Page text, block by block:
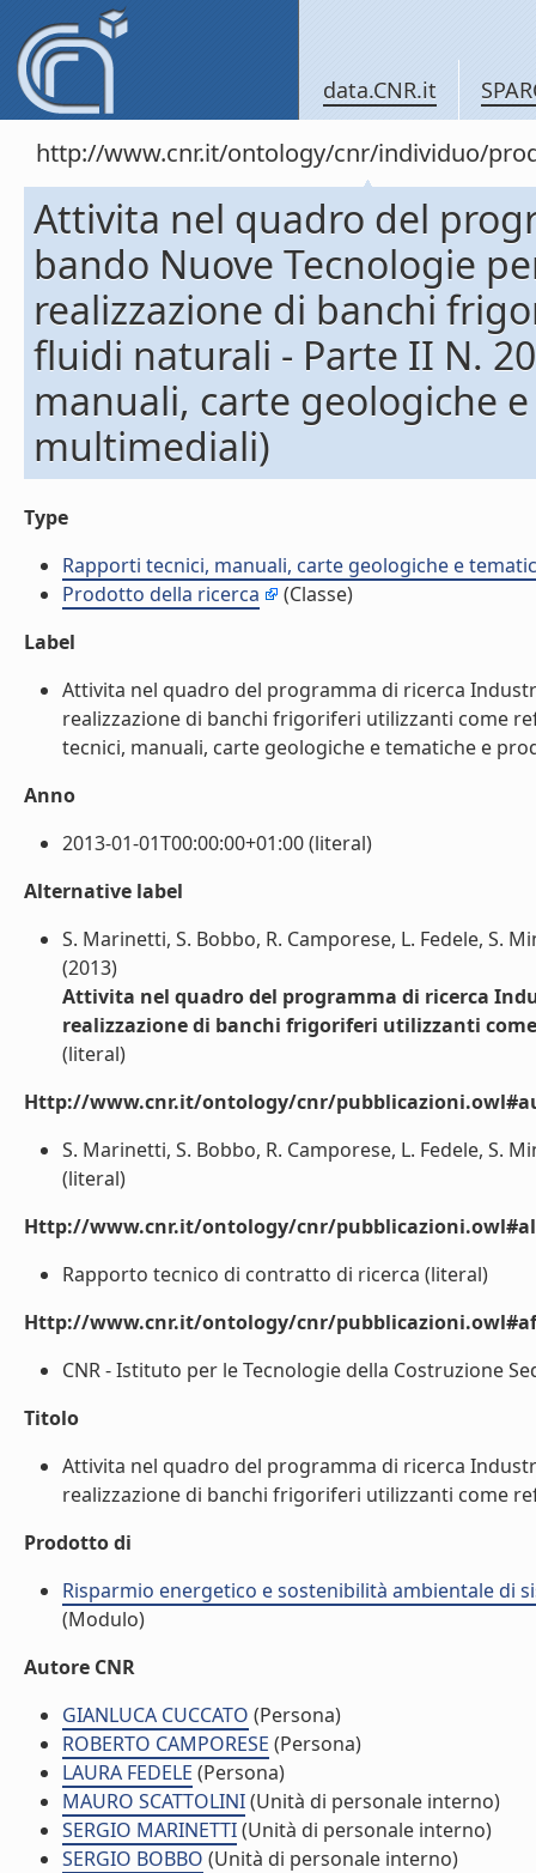
data.CNR.it
http://www.cnr.it/ontology/cnr/individuo/
Attivita nel quadro del
bando Nuove Tecnologie
realizzazione di banchi
fluidi naturali - Parte II N.
manuali, carte geologiche
multimediali)
Type
Rapporti tecnici, manuali, carte geologiche e
Prodotto della ricerca
(Classe)
Label
Attivita nel quadro del programma di ricerca
realizzazione di banchi frigoriferi utilizzanti come
tecnici, manuali, carte geologiche e tematiche e
Anno
2013-01-01T00:00:00+01:00 (literal)
Alternative label
S. Marinetti, S. Bobbo, R. Camporese, L. Fedele, S.
(2013)
Attivita nel quadro del programma di ricerca
realizzazione di banchi frigoriferi utilizzanti
(literal)
Http://www.cnr.it/ontology/cnr/
S. Marinetti, S. Bobbo, R. Camporese, L. Fedele, S.
(literal)
Http://www.cnr.it/ontology/cnr/
Rapporto tecnico di contratto di ricerca (literal)
Http://www.cnr.it/ontology/cnr/
CNR - Istituto per le Tecnologie della Costruzione
Titolo
Attivita nel quadro del programma di ricerca
realizzazione di banchi frigoriferi utilizzanti come
Prodotto di
Risparmio energetico e sostenibilità ambientale di
(Modulo)
Autore CNR
GIANLUCA CUCCATO (Persona)
ROBERTO CAMPORESE (Persona)
LAURA FEDELE (Persona)
MAURO SCATTOLINI(Unità di personale interno)
SERGIO MARINETTI(Unità di personale interno)
SERGIO BOBBO (Unità di personale interno)